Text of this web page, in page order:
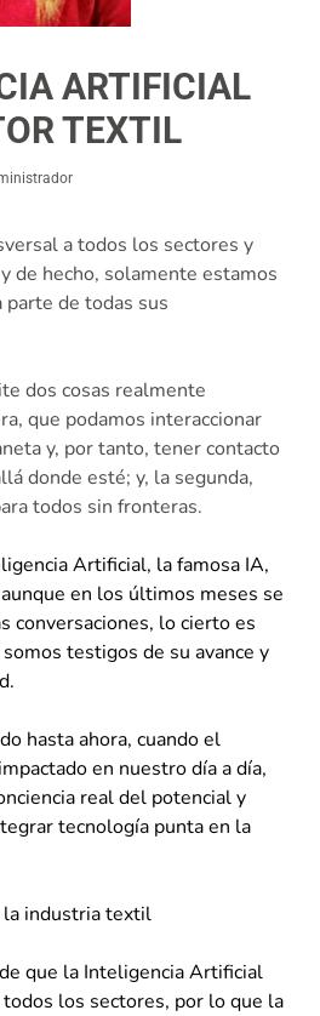
ARTIFICIAL
TEXTIL
a todos los sectores y
de hecho, solamente estamos
de todas sus
dos cosas realmente
que podamos interaccionar
y, por tanto, tener contacto
donde esté; y, la segunda,
todos sin fronteras.
Artificial, la famosa IA,
en los últimos meses se
conversaciones, lo cierto es
testigos de su avance y
hasta ahora, cuando el
en nuestro día a día,
real del potencial y
tecnología punta en la
la industria textil
que la Inteligencia Artificial
los sectores, por lo que la